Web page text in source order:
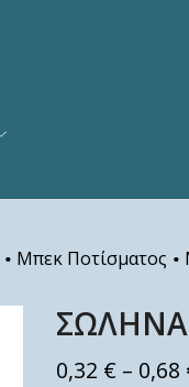
• Μπεκ Ποτίσματος •
0,32 € – 0,68